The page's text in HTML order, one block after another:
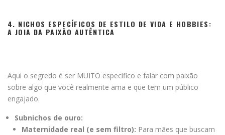
4. NICHOS ESPECÍFICOS DE ESTILO DE VIDA E HOBBIES:
A JOIA DA PAIXÃO AUTÊNTICA
Aqui o segredo é ser MUITO específico e falar com paixão
sobre algo que você realmente ama e que tem um público
engajado.
Subnichos de ouro:
Maternidade real (e sem filtro): Para mães que buscam